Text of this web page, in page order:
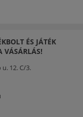
ÉS JÁTÉK
VÁSÁRLÁS!
12. C/3.